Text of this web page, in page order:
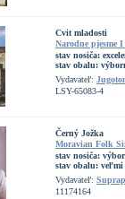
Cvit mladosti
Narodne pjesme
stav nosiča:
stav obalu:
Vydavateľ:
LSY-65083-4
Černý Jožka
Moravian Folk
stav nosiča:
stav obalu: veľmi
Vydavateľ:
11174164